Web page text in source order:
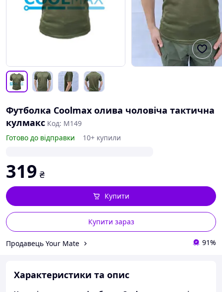
Футболка Coolmax олива чоловіча тактична
кулмакс Код: M149
Готово до відправки
10+ купили
319 ₴
Купити зараз
Купити
Продавець Your Mate 91%
Характеристики та опис